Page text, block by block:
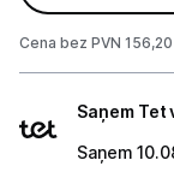
Mazā
Kafijas
Cena bez PVN
veidi
Saņem Tet
Saņem